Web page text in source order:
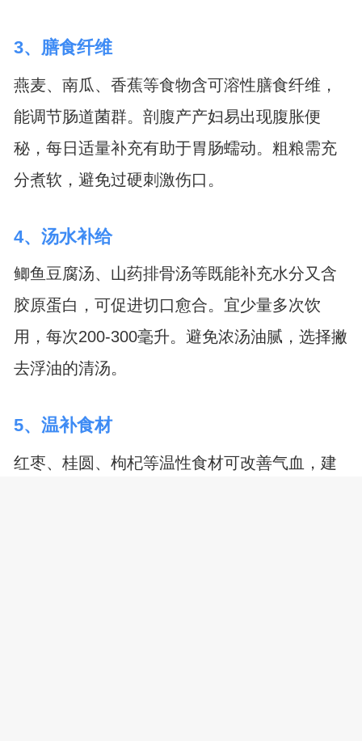
3、膳食纤维
燕麦、南瓜、香蕉等食物含可溶性膳食纤维，
能调节肠道菌群。剖腹产产妇易出现腹胀便
秘，每日适量补充有助于胃肠蠕动。粗粮需充
分煮软，避免过硬刺激伤口。
4、汤水补给
鲫鱼豆腐汤、山药排骨汤等既能补充水分又含
胶原蛋白，可促进切口愈合。宜少量多次饮
用，每次200-300毫升。避免浓汤油腻，选择撇
去浮油的清汤。
5、温补食材
红枣、桂圆、枸杞等温性食材可改善气血，建